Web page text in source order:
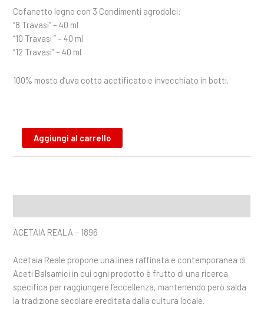
Cofanetto legno con 3 Condimenti agrodolci:
“8 Travasi” – 40 ml
“10 Travasi ” – 40 ml
“12 Travasi” – 40 ml
100% mosto d’uva cotto acetificato e invecchiato in botti.
Aggiungi al carrello
ACETAIA REALA – 1896
Acetaia Reale propone una linea raffinata e contemporanea di
Aceti Balsamici in cui ogni prodotto è frutto di una ricerca
specifica per raggiungere l’eccellenza, mantenendo però salda
la tradizione secolare ereditata dalla cultura locale.